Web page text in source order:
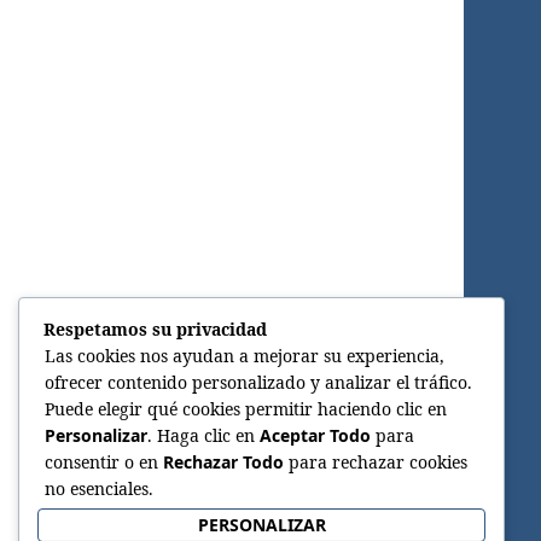
Respetamos su privacidad
Las cookies nos ayudan a mejorar su experiencia,
ofrecer contenido personalizado y analizar el tráfico.
Puede elegir qué cookies permitir haciendo clic en
Personalizar. Haga clic en Aceptar Todo para
consentir o en Rechazar Todo para rechazar cookies
no esenciales.
PERSONALIZAR